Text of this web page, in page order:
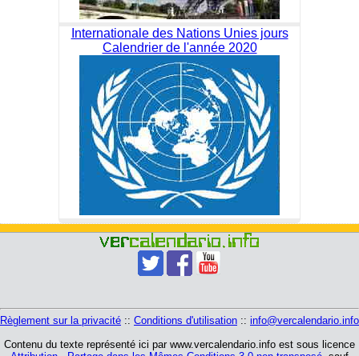
Internationale des Nations Unies jours
Calendrier de l'année 2020
Règlement sur la privacité :: Conditions d'utilisation :: info@vercalendario.info
Contenu du texte représenté ici par www.vercalendario.info est sous licence